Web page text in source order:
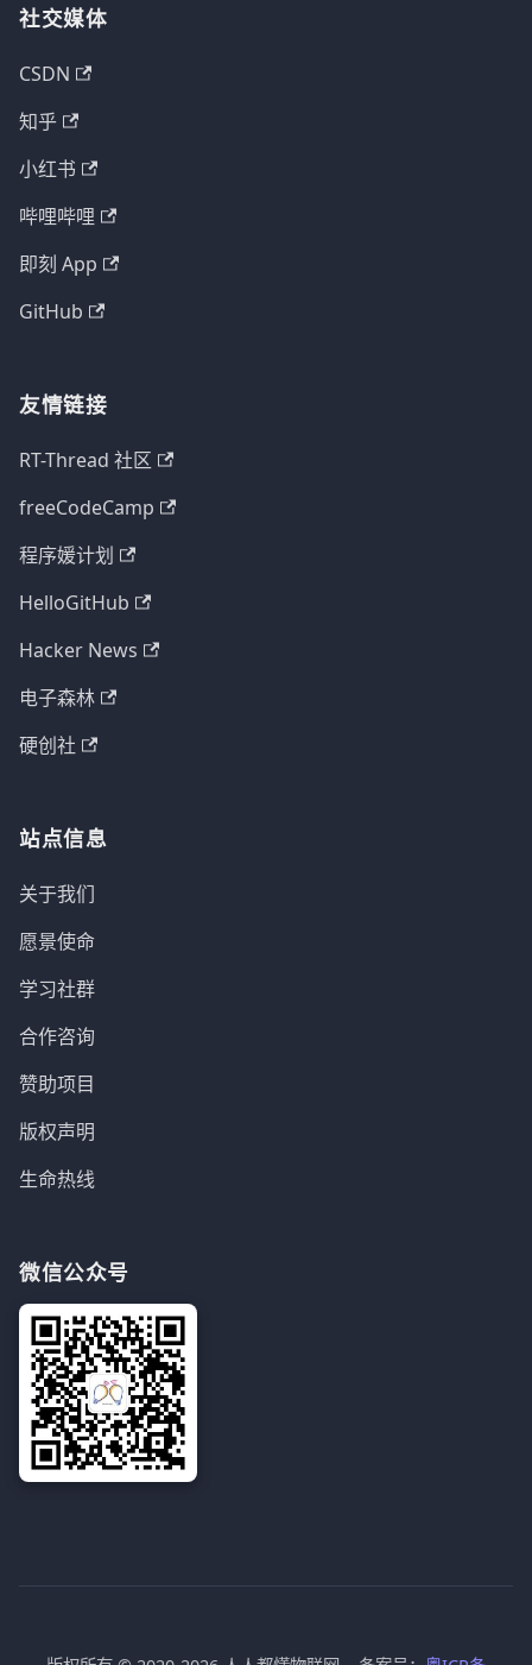
社交媒体
CSDN
知乎
小红书
哔哩哔哩
即刻 App
GitHub
友情链接
RT-Thread 社区
freeCodeCamp
程序媛计划
HelloGitHub
Hacker News
电子森林
硬创社
站点信息
关于我们
愿景使命
学习社群
合作咨询
赞助项目
版权声明
生命热线
微信公众号